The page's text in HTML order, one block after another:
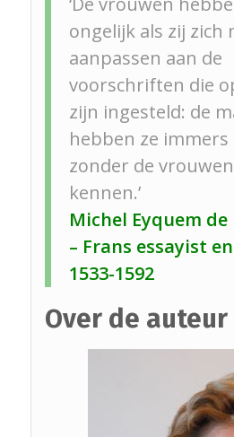
ongelijk als zij zich
aanpassen aan de
voorschriften die
zijn ingesteld: de
hebben ze
zonder de
kennen.’
Michel Eyquem
– Frans essayist
1533-1592
Over de auteur